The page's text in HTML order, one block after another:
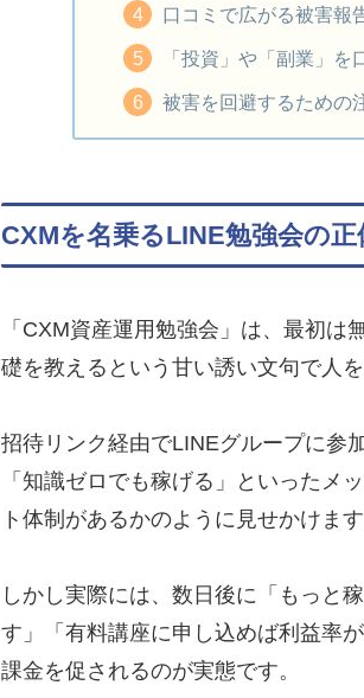
口コミで広がる被害報
「投資」や「副業」を
被害を回避するための
CXMを名乗るLINE勉強会の正
「CXM資産運用勉強会」は、最初
礎を教えるという甘い誘い文句で人を
招待リンク経由でLINEグループに参
「知識ゼロでも稼げる」といったメ
ト体制があるかのように見せかけます
しかし実際には、数日後に「もっと
す」「有料講座に申し込めば利益率
課金を促されるのが実態です。